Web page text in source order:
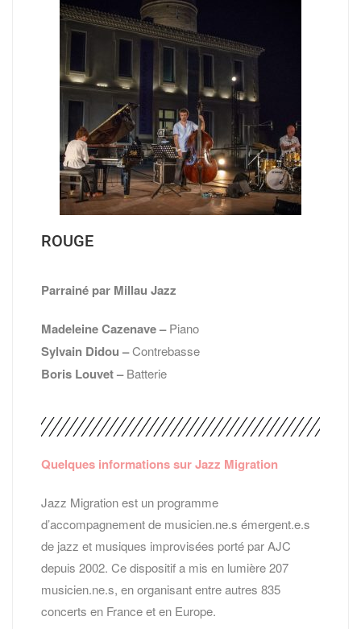
ROUGE
Parrainé par Millau Jazz
Madeleine Cazenave –Piano
Sylvain Didou –Contrebasse
Boris Louvet –Batterie
Quelques informations sur Jazz Migration
Jazz Migration est un programme
d’accompagnement de musicien.ne.s émergent.e.s
de jazz et musiques improvisées porté par AJC
depuis 2002. Ce dispositif a mis en lumière 207
musicien.ne.s, en organisant entre autres 835
concerts en France et en Europe.